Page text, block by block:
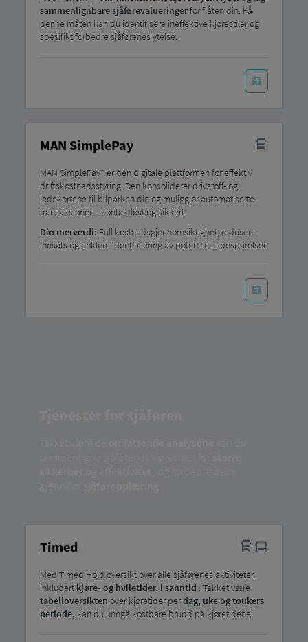
sammenlignbare sjåførevalueringerfor flåten din. På
denne måten kan du identifisere ineffektive kjørestiler og
spesifikt forbedre sjåførenes ytelse.
MAN SimplePay
MAN SimplePay* er den digitale plattformen for effektiv
driftskostnadsstyring. Den konsoliderer drivstoff- og
ladekortene til bilparken din og muliggjør automatiserte
transaksjoner – kontaktløst og sikkert.
Din merverdi: Full kostnadsgjennomsiktighet, redusert
innsats og enklere identifisering av potensielle besparelser.
Timed
Med Timed Hold oversikt over alle sjåførenes aktiviteter,
inkludert kjøre- og hviletider, i sanntid . Takket være
tabelloversikten over kjøretider perdag, uke og toukers
periode, kan du unngå kostbare brudd på kjøretidene.